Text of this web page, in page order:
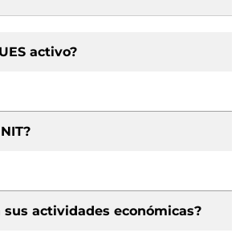
activo?
sus actividades económicas?